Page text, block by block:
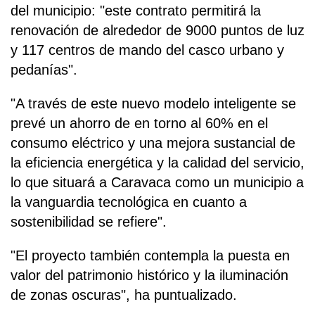
del municipio: "este contrato permitirá la
renovación de alrededor de 9000 puntos de luz
y 117 centros de mando del casco urbano y
pedanías".
"A través de este nuevo modelo inteligente se
prevé un ahorro de en torno al 60% en el
consumo eléctrico y una mejora sustancial de
la eficiencia energética y la calidad del servicio,
lo que situará a Caravaca como un municipio a
la vanguardia tecnológica en cuanto a
sostenibilidad se refiere".
"El proyecto también contempla la puesta en
valor del patrimonio histórico y la iluminación
de zonas oscuras", ha puntualizado.